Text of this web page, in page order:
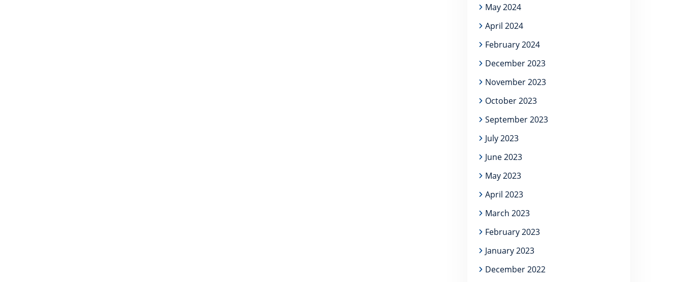
May 2024
April 2024
February 2024
December 2023
November 2023
October 2023
September 2023
July 2023
June 2023
May 2023
April 2023
March 2023
February 2023
January 2023
December 2022